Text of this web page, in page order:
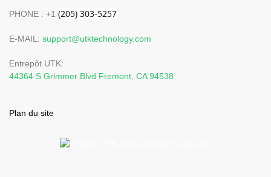
PHONE : +1
E-MAIL: support@utktechnology.com
Entrepôt UTK:
44364 S Grimmer Blvd Fremont, CA 94538
Plan du site